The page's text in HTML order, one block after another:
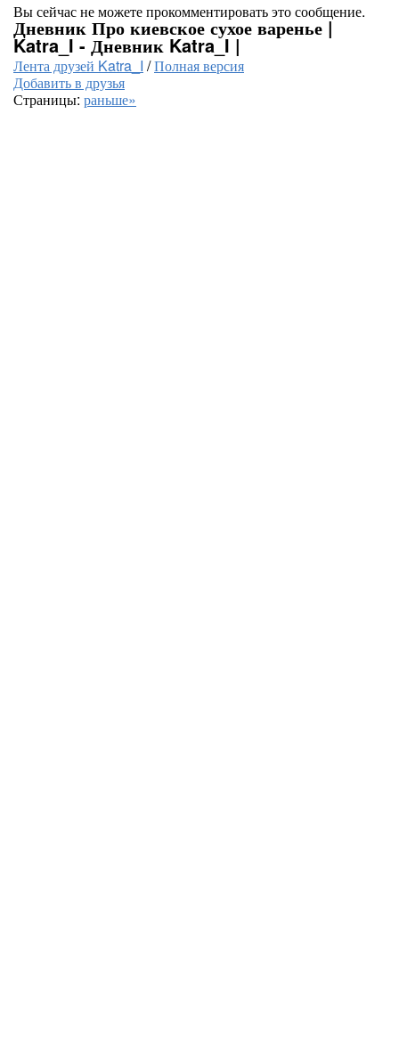
Вы сейчас не можете прокомментировать это сообщение.
Дневник Про киевское сухое варенье |
Katra_I - Дневник Katra_I |
Лента друзей Katra_I /Полная версия
Добавить в друзья
Страницы: раньше»